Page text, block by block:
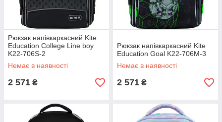
Рюкзак напівкаркасний Kite
Education College Line boy
K22-706S-2
Немає в наявності
2 571 ₴
Рюкзак напівкаркасний Kite
Education Goal K22-706M-3
Немає в наявності
2 571 ₴